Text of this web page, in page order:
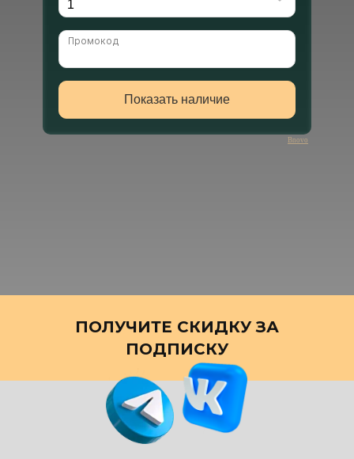
Bnovo
ПОЛУЧИТЕ СКИДКУ ЗА
ПОДПИСКУ